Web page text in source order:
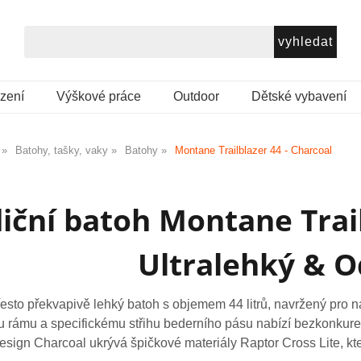
Výškové práce Outdoor Dětské vybavení
Batohy, tašky, vaky Batohy Montane Trailblazer 44 - Charcoal
batoh Montane
Ultralehký &
překvapivě lehký batoh s objemem 44 litrů, navržený pro
rámu a specifickému střihu bederního pásu nabízí
Charcoal ukrývá špičkové materiály Raptor Cross Lite,